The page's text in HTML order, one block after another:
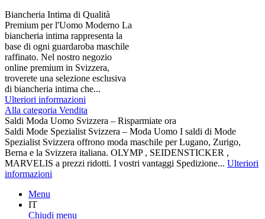
Biancheria Intima di Qualità
Premium per l'Uomo Moderno La
biancheria intima rappresenta la
base di ogni guardaroba maschile
raffinato. Nel nostro negozio
online premium in Svizzera,
troverete una selezione esclusiva
di biancheria intima che...
Ulteriori informazioni
Alla categoria Vendita
Saldi Moda Uomo Svizzera – Risparmiate ora
Saldi Mode Spezialist Svizzera – Moda Uomo I saldi di Mode
Spezialist Svizzera offrono moda maschile per Lugano, Zurigo,
Berna e la Svizzera italiana. OLYMP , SEIDENSTICKER ,
MARVELIS a prezzi ridotti. I vostri vantaggi Spedizione... Ulteriori
informazioni
Menu
IT
Chiudi menu